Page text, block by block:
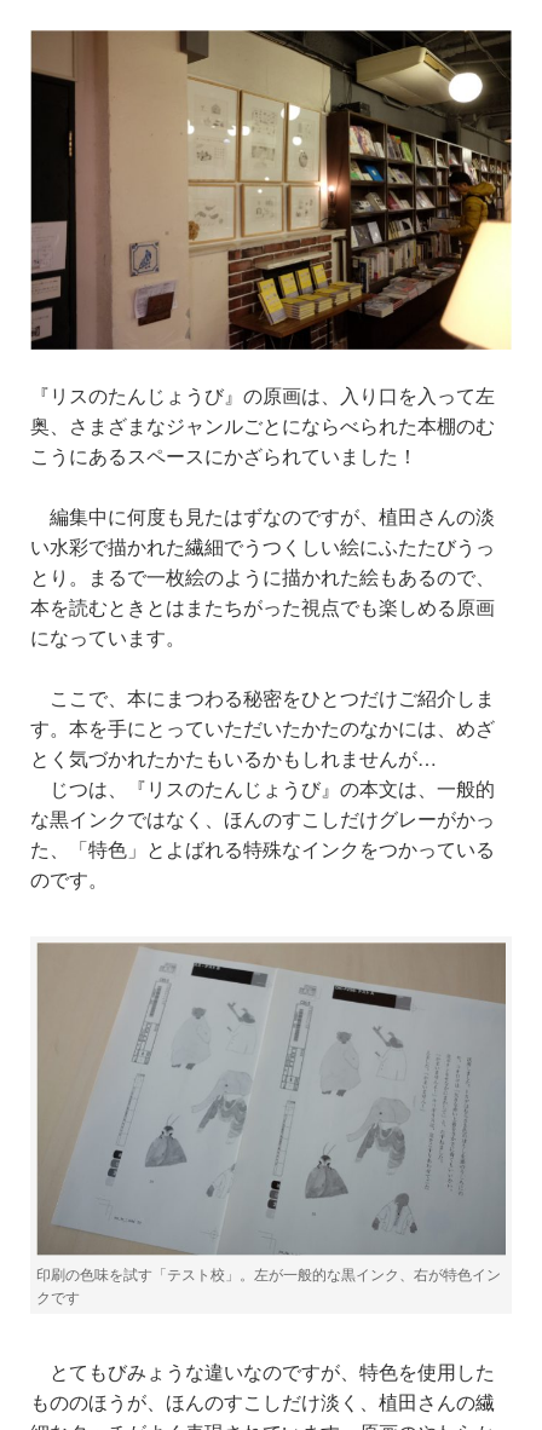
『リスのたんじょうび』の原画は、 入り口を入って左
奥、さまざまなジャンルごとにならべられた本棚のむ
こうにあるスペースにかざられていました！
編集中に何度も見たはずなのですが、 植田さんの淡
い水彩で描かれた繊細でうつくしい絵にふたたびうっ
とり。
まるで一枚絵のように描かれた絵もあるので、
本を読むときとはまたちがった視点でも楽しめる原画
になっています。
ここで、本にまつわる秘密をひとつだけご紹介しま
す。 本を手にとっていただいたかたのなかには、 めざ
とく気づかれたかたもいるかもしれませんが…
じつは、『リスのたんじょうび』の本文は、 一般的
な黒インクではなく、ほんのすこしだけグレーがかっ
た、
「特色」とよばれる特殊なインクをつかっている
のです。
印刷の色味を試す「テスト校」。左が一般的な黒インク、右が特色イン
クです
とてもびみょうな違いなのですが、特色を使用した
もののほうが、 ほんのすこしだけ淡く、植田さんの繊